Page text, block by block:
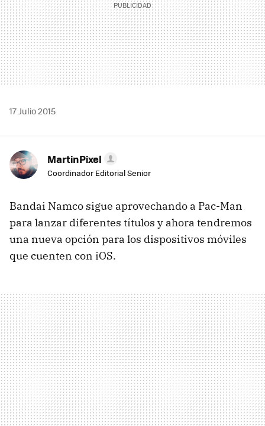
17 Julio 2015
MartinPixel
Coordinador Editorial Senior
Bandai Namco sigue aprovechando a Pac-Man
para lanzar diferentes títulos y ahora tendremos
una nueva opción para los dispositivos móviles
que cuenten con iOS.